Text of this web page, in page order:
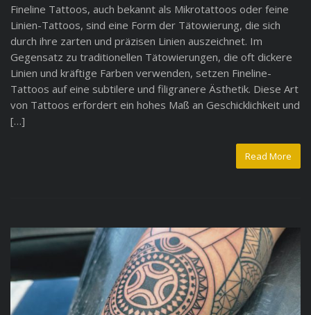
Fineline Tattoos, auch bekannt als Mikrotattoos oder feine
Linien-Tattoos, sind eine Form der Tätowierung, die sich
durch ihre zarten und präzisen Linien auszeichnet. Im
Gegensatz zu traditionellen Tätowierungen, die oft dickere
Linien und kräftige Farben verwenden, setzen Fineline-
Tattoos auf eine subtilere und filigranere Ästhetik. Diese Art
von Tattoos erfordert ein hohes Maß an Geschicklichkeit und
[…]
Read More